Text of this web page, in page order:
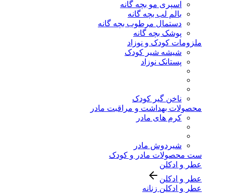
اسپری مو بچه گانه
بالم لب بچه گانه
دستمال مرطوب بچه گانه
پوشک بچه گانه
ملزومات کودک و نوزاد
شیشه شیر کودک
پستانک نوزاد
ناخن گیر کودک
محصولات بهداشت و مراقبت مادر
کرم های مادر
شیردوش مادر
ست محصولات مادر و کودک
عطر و ادکلن
عطر و ادکلن
عطر و ادکلن زنانه